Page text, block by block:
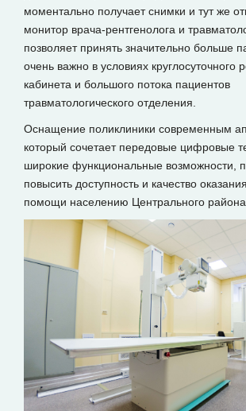
моментально получает снимки и тут же
монитор врача-рентгенолога и
позволяет принять значительно больше
очень важно в условиях круглосуточного
кабинета и большого потока пациентов
травматологического отделения.
Оснащение поликлиники современным
который сочетает передовые цифровые
широкие функциональные возможности,
повысить доступность и качество
помощи населению Центрального района.